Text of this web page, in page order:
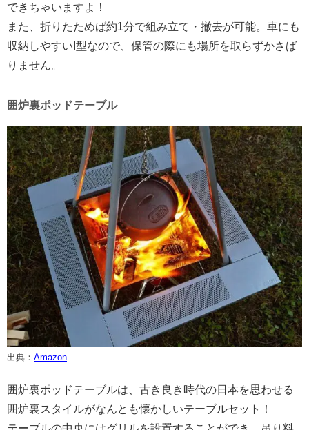
できちゃいますよ！
また、折りたためば約1分で組み立て・撤去が可能。車にも
収納しやすいI型なので、保管の際にも場所を取らずかさば
りません。
囲炉裏ポッドテーブル
出典： Amazon
囲炉裏ポッドテーブルは、古き良き時代の日本を思わせる
囲炉裏スタイルがなんとも懐かしいテーブルセット！